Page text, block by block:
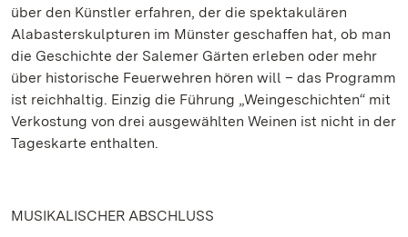
über den Künstler erfahren, der die spektakulären
Alabasterskulpturen im Münster geschaffen hat, ob man
die Geschichte der Salemer Gärten erleben oder mehr
über historische Feuerwehren hören will – das Programm
ist reichhaltig. Einzig die Führung „Weingeschichten“ mit
Verkostung von drei ausgewählten Weinen ist nicht in der
Tageskarte enthalten.
MUSIKALISCHER ABSCHLUSS